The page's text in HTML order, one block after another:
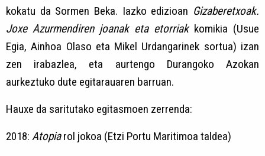
kokatu da Sormen Beka. Iazko edizioan Gizaberetxoak.
Joxe Azurmendiren joanak eta etorriakkomikia (Usue
Egia, Ainhoa Olaso eta Mikel Urdangarinek sortua) izan
zen irabazlea, eta aurtengo Durangoko Azokan
aurkeztuko dute egitarauaren barruan.
Hauxe da saritutako egitasmoen zerrenda:
2018: Atopiarol jokoa (Etzi Portu Maritimoa taldea)